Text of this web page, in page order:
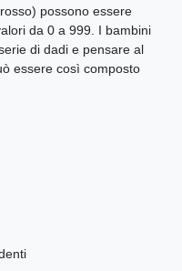
possono essere
da 0 a 999. I bambini
di dadi e pensare al
essere così composto